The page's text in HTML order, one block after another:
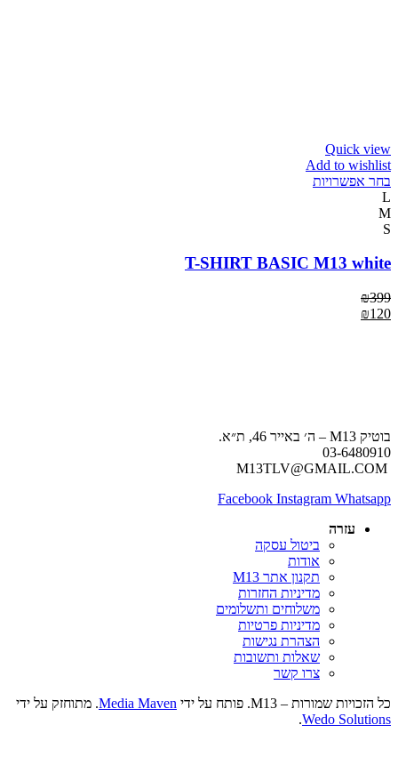
Quick view
Add to wishlist
בחר אפשרויות
L
M
S
T-SHIRT BASIC M13 white
₪399
₪120
בוטיק M13 – ה׳ באייר 46, ת״א.
03-6480910
Facebook Instagram Whatsapp
עזרה
ביטול עסקה
אודות
תקנון אתר M13
מדיניות החזרות
משלוחים ותשלומים
מדיניות פרטיות
הצהרת נגישות
שאלות ותשובות
צרו קשר
כל הזכויות שמורות – M13. פותח על ידי
Media Maven. מתוחזק על ידי
Wedo Solutions
.